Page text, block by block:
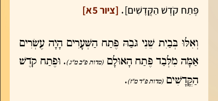
פֶּתַח קֹדֶשׁ הַקֳּדָשִׁים]. [ציור 5א]
וְאִלּוּ בְּבַיִת שֵׁנִי גֹּבַהּ פֶּתַח הַשְּׁעָרִים הָיָה עֶשְׂרִים
אַמָּה מִלְּבַד פֶּתַח הָאוּלָם (מדות פ"ב מ"ג). וּפֶתַח קֹדֶשׁ
הַקֳּדָשִׁים (מדות פ"ד מ"ז).